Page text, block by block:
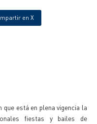
en X
está en plena vigencia la
fiestas y bailes de